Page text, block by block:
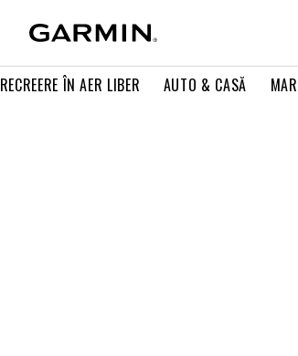
RECREERE ÎN AER LIBER AUTO & CASĂ